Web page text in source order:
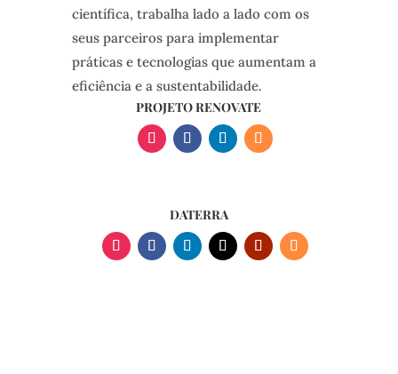
científica, trabalha lado a lado com os
seus parceiros para implementar
práticas e tecnologias que aumentam a
eficiência e a sustentabilidade.
PROJETO RENOVATE
DATERRA